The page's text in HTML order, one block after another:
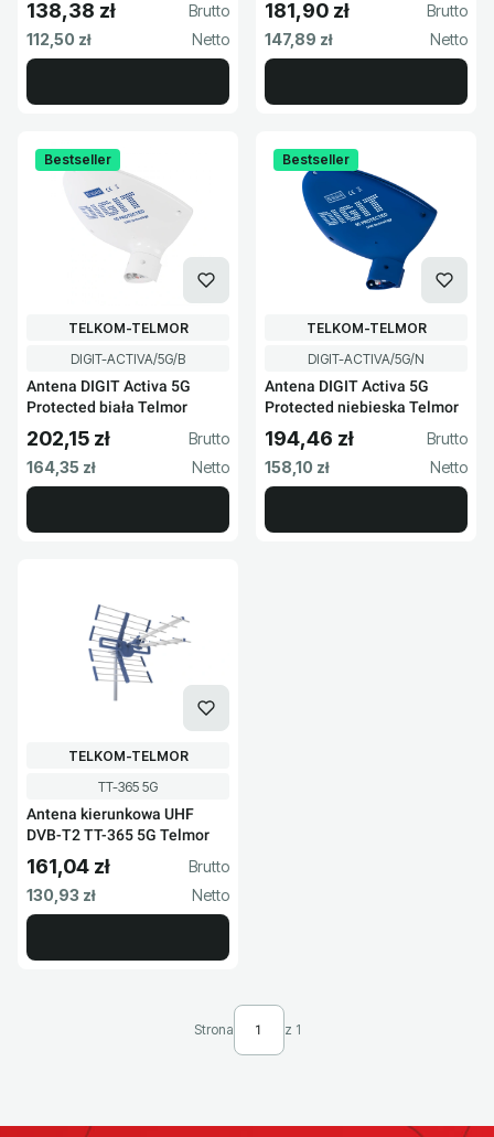
Cena brutto
138,38 zł
Cena netto
112,50 zł
Cena brutto
181,90 zł
Cena netto
147,89 zł
Bestseller
Kod produktu
DIGIT-ACTIVA/5G/B
Antena DIGIT Activa 5G
Protected biała Telmor
PRODUCENT
TELKOM-TELMOR
Cena brutto
202,15 zł
Cena netto
164,35 zł
Bestseller
Kod produktu
DIGIT-ACTIVA/5G/N
Antena DIGIT Activa 5G
Protected niebieska Telmor
PRODUCENT
TELKOM-TELMOR
Cena brutto
194,46 zł
Cena netto
158,10 zł
Kod produktu
TT-365 5G
Antena kierunkowa UHF
DVB-T2 TT-365 5G Telmor
PRODUCENT
TELKOM-TELMOR
Cena brutto
161,04 zł
Cena netto
130,93 zł
Strona z 1